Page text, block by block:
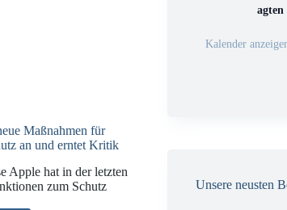
Maßnahmen für
an und erntet Kritik
Apple hat in der letzten
zum Schutz
t
n
Kalender
Unsere neusten